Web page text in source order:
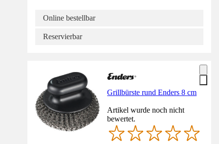
Online bestellbar
Reservierbar
Grillbürste rund Enders 8 cm
Artikel wurde noch nicht
bewertet.